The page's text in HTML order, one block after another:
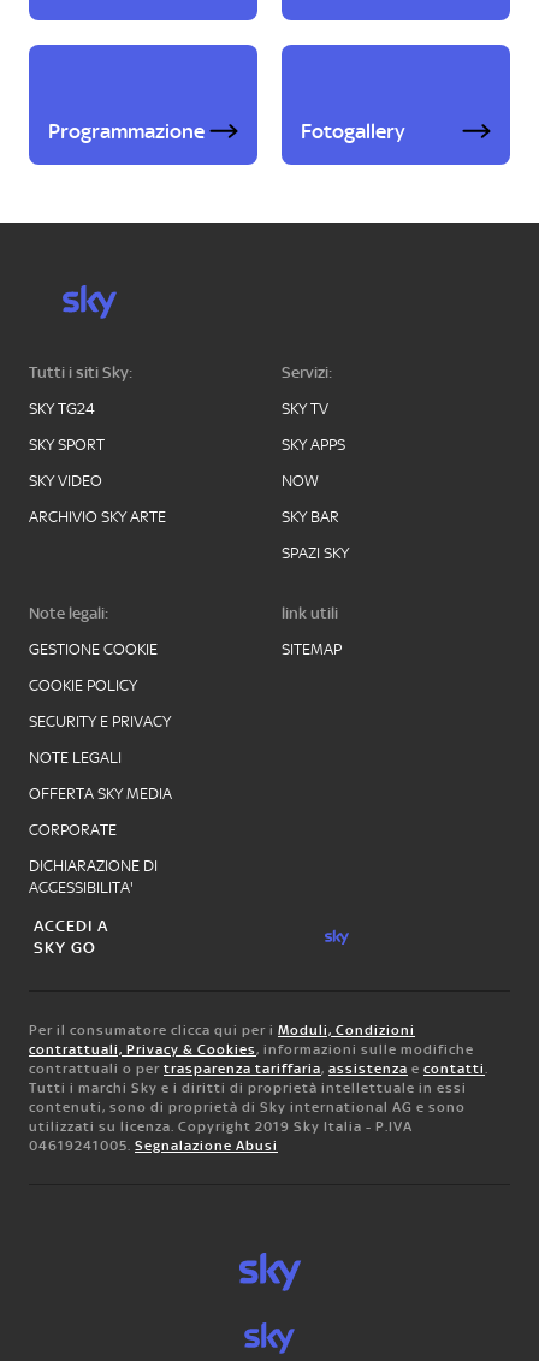
Programmazione Fotogallery
Tutti i siti Sky:
SKY TG24
SKY SPORT
SKY VIDEO
ARCHIVIO SKY ARTE
Servizi:
SKY TV
SKY APPS
NOW
SKY BAR
SPAZI SKY
Note legali:
GESTIONE COOKIE
COOKIE POLICY
SECURITY E PRIVACY
NOTE LEGALI
OFFERTA SKY MEDIA
CORPORATE
DICHIARAZIONE DI
ACCESSIBILITA'
link utili
SITEMAP
ACCEDI A
SKY GO
Per il consumatore clicca qui per i Moduli, Condizioni
contrattuali, Privacy & Cookies, informazioni sulle modifiche
contrattuali o per trasparenza tariffaria, assistenza e contatti.
Tutti i marchi Sky e i diritti di proprietà intellettuale in essi
contenuti, sono di proprietà di Sky international AG e sono
utilizzati su licenza. Copyright 2019 Sky Italia - P.IVA
04619241005. Segnalazione Abusi